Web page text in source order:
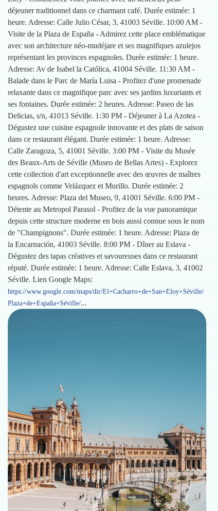
déjeuner traditionnel dans ce charmant café. Durée estimée: 1
heure. Adresse: Calle Julio César, 3, 41003 Séville. 10:00 AM -
Visite de la Plaza de España - Admirez cette place emblématique
avec son architecture néo-mudéjare et ses magnifiques azulejos
représentant les provinces espagnoles. Durée estimée: 1 heure.
Adresse: Av de Isabel la Católica, 41004 Séville. 11:30 AM -
Balade dans le Parc de María Luisa - Profitez d'une promenade
relaxante dans ce magnifique parc avec ses jardins luxuriants et
ses fontaines. Durée estimée: 2 heures. Adresse: Paseo de las
Delicias, s/n, 41013 Séville. 1:30 PM - Déjeuner à La Azotea -
Dégustez une cuisine espagnole innovante et des plats de saison
dans ce restaurant élégant. Durée estimée: 1 heure. Adresse:
Calle Zaragoza, 5, 41001 Séville. 3:00 PM - Visite du Musée
des Beaux-Arts de Séville (Museo de Bellas Artes) - Explorez
cette collection d'art exceptionnelle avec des œuvres de maîtres
espagnols comme Velázquez et Murillo. Durée estimée: 2
heures. Adresse: Plaza del Museo, 9, 41001 Séville. 6:00 PM -
Détente au Metropol Parasol - Profitez de la vue panoramique
depuis cette structure moderne en bois aussi connue sous le nom
de "Champignons". Durée estimée: 1 heure. Adresse: Plaza de
la Encarnación, 41003 Séville. 8:00 PM - Dîner au Eslava -
Dégustez des tapas créatives et savoureuses dans ce restaurant
réputé. Durée estimée: 1 heure. Adresse: Calle Eslava, 3, 41002
Séville. Lien Google Maps:
https://www.google.com/maps/dir/El+Cacharro+de+San+Eloy+Séville/
Plaza+de+España+Séville/...